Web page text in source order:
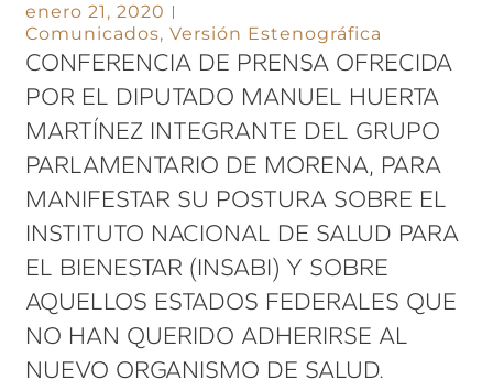
enero 21, 2020
Comunicados,Versión Estenográfica
CONFERENCIA DE PRENSA OFRECIDA
POR EL DIPUTADO MANUEL HUERTA
MARTÍNEZ INTEGRANTE DEL GRUPO
PARLAMENTARIO DE MORENA, PARA
MANIFESTAR SU POSTURA SOBRE EL
INSTITUTO NACIONAL DE SALUD PARA
EL BIENESTAR (INSABI) Y SOBRE
AQUELLOS ESTADOS FEDERALES QUE
NO HAN QUERIDO ADHERIRSE AL
NUEVO ORGANISMO DE SALUD.